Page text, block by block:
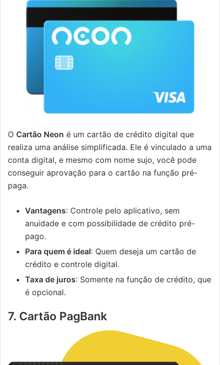
O Cartão Neon é um cartão de crédito digital que
realiza uma análise simplificada. Ele é vinculado a uma
conta digital, e mesmo com nome sujo, você pode
conseguir aprovação para o cartão na função pré-
paga.
Vantagens: Controle pelo aplicativo, sem
anuidade e com possibilidade de crédito pré-
pago.
Para quem é ideal: Quem deseja um cartão de
crédito e controle digital.
Taxa de juros: Somente na função de crédito, que
é opcional.
7. Cartão PagBank